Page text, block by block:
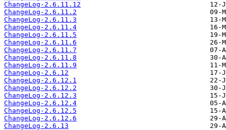
ChangeLog-2.6.11.12
ChangeLog-2.6.11.2
ChangeLog-2.6.11.3
ChangeLog-2.6.11.4
ChangeLog-2.6.11.5
ChangeLog-2.6.11.6
ChangeLog-2.6.11.7
ChangeLog-2.6.11.8
ChangeLog-2.6.11.9
ChangeLog-2.6.12
ChangeLog-2.6.12.1
ChangeLog-2.6.12.2
ChangeLog-2.6.12.3
ChangeLog-2.6.12.4
ChangeLog-2.6.12.5
ChangeLog-2.6.12.6
ChangeLog-2.6.13